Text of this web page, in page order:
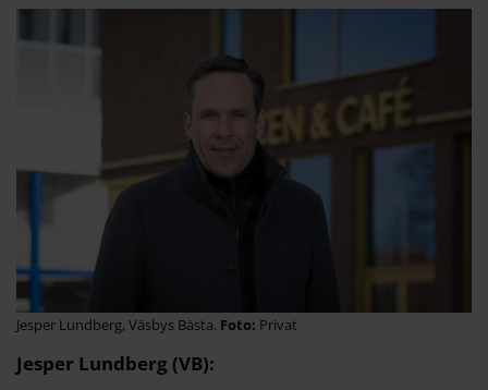
Jesper Lundberg, Väsbys Bästa. Privat
Jesper Lundberg (VB):